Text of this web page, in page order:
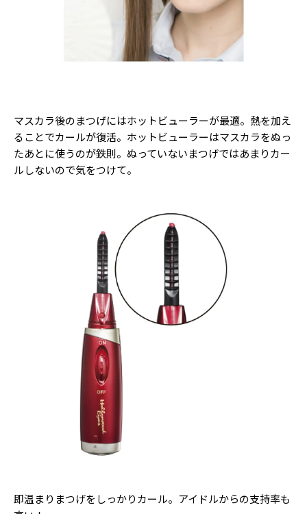
マスカラ後のまつげにはホットビューラーが最適。熱を加え
ることでカールが復活。ホットビューラーはマスカラをぬっ
たあとに使うのが鉄則。ぬっていないまつげではあまりカー
ルしないので気をつけて。
即温まりまつげをしっかりカール。アイドルからの支持率も